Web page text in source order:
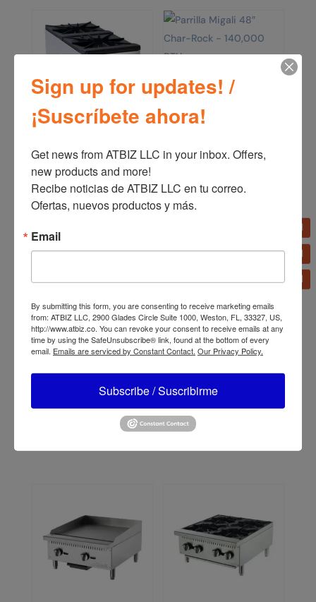
Quemadores
Parrilla Migali 48″ Char-
Rock – 140,000 BTU
Refrigerador Migali
Barra Trasera Puerta de
Parrilla Radiante Migali
24″ – 70,000 BTU
Sign up for updates! /
¡Suscríbete ahora!
Get news from ATBIZ LLC in your inbox. Offers,
new products and more!
Recibe noticias de ATBIZ LLC en tu correo.
Ofertas, nuevos productos y más.
Email
By submitting this form, you are consenting to receive marketing emails
from: ATBIZ LLC, 2900 Glades Circle Suite 1000, Weston, FL, 33327, US,
http://www.atbiz.co. You can revoke your consent to receive emails at any
time by using the SafeUnsubscribe® link, found at the bottom of every
email. Emails are serviced by Constant Contact. Our Privacy Policy.
Subscribe / Suscribirme